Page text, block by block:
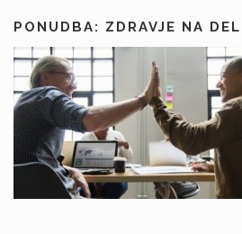
PONUDBA: ZDRAVJE NA